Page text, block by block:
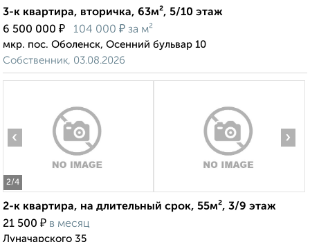
3-к квартира, вторичка, 63м², 5/10 этаж
6 500 000 ₽ 104 000 ₽ за м²
мкр. пос. Оболенск, Осенний бульвар 10
Собственник, 03.08.2026
2/4
‹ ›
2-к квартира, на длительный срок, 55м², 3/9 этаж
21 500 ₽ в месяц
Луначарского 35